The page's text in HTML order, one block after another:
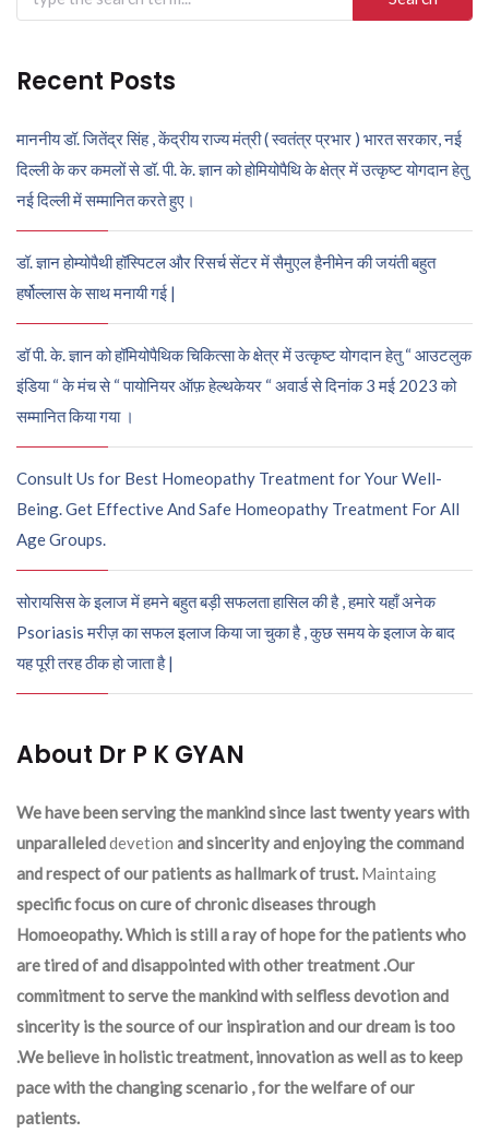
for:
Recent Posts
माननीय डॉ. जितेंद्र सिंह , केंद्रीय राज्य मंत्री ( स्वतंत्र प्रभार ) भारत सरकार, नई
दिल्ली के कर कमलों से डॉ. पी. के. ज्ञान को होमियोपैथि के क्षेत्र में उत्कृष्ट योगदान हेतु
नई दिल्ली में सम्मानित करते हुए।
डॉ. ज्ञान होम्योपैथी हॉस्पिटल और रिसर्च सेंटर में सैमुएल हैनीमेन की जयंती बहुत
हर्षोल्लास के साथ मनायी गई |
डॉ पी. के. ज्ञान को हॉमियोपैथिक चिकित्सा के क्षेत्र में उत्कृष्ट योगदान हेतु “ आउटलुक
इंडिया “ के मंच से “ पायोनियर ऑफ़ हेल्थकेयर “ अवार्ड से दिनांक 3 मई 2023 को
सम्मानित किया गया ।
Consult Us for Best Homeopathy Treatment for Your Well-
Being. Get Effective And Safe Homeopathy Treatment For All
Age Groups.
सोरायसिस के इलाज में हमने बहुत बड़ी सफलता हासिल की है , हमारे यहाँ अनेक
Psoriasis मरीज़ का सफल इलाज किया जा चुका है , कुछ समय के इलाज के बाद
यह पूरी तरह ठीक हो जाता है |
About Dr P K GYAN
We have been serving the mankind since last twenty years with
unparalleleddevetion and sincerity and enjoying the command
and respect of our patients as hallmark of trust. Maintaing
specific focus on cure of chronic diseases through
Homoeopathy. Which is still a ray of hope for the patients who
are tired of and disappointed with other treatment .Our
commitment to serve the mankind with selfless devotion and
sincerity is the source of our inspiration and our dream is too
.We believe in holistic treatment, innovation as well as to keep
pace with the changing scenario , for the welfare of our
patients.